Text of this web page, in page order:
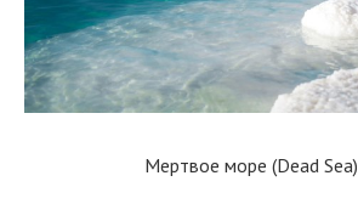
Мертвое море (Dead Sea)